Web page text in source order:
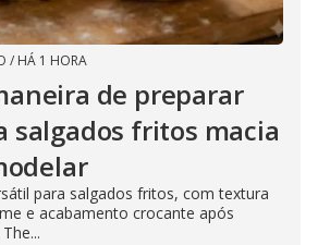
/ HÁ 1 HORA
de preparar
salgados fritos macia
para salgados fritos, com textura
e acabamento crocante após